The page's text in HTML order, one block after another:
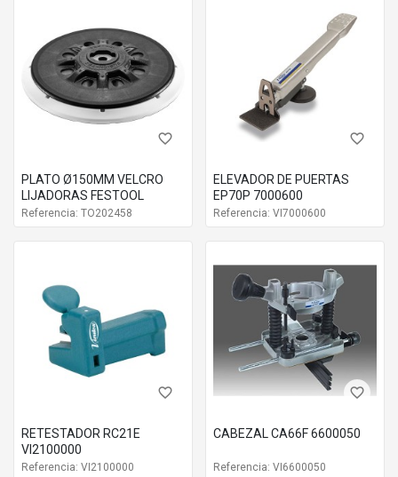
favorite_border
PLATO Ø150MM VELCRO
LIJADORAS FESTOOL
Referencia: TO202458
favorite_border
ELEVADOR DE PUERTAS
EP70P 7000600
Referencia: VI7000600
favorite_border
RETESTADOR RC21E
VI2100000
Referencia: VI2100000
favorite_border
CABEZAL CA66F 6600050
Referencia: VI6600050